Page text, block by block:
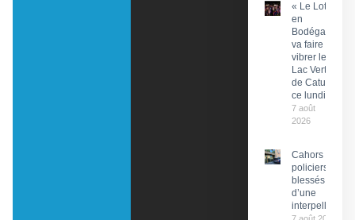
« Le Lot
en
Bodéga »
va faire
vibrer le
Lac Vert
de Catus
ce lundi
7 août
2026
Cahors : Des
policiers
blessés lors
d’une
interpellation